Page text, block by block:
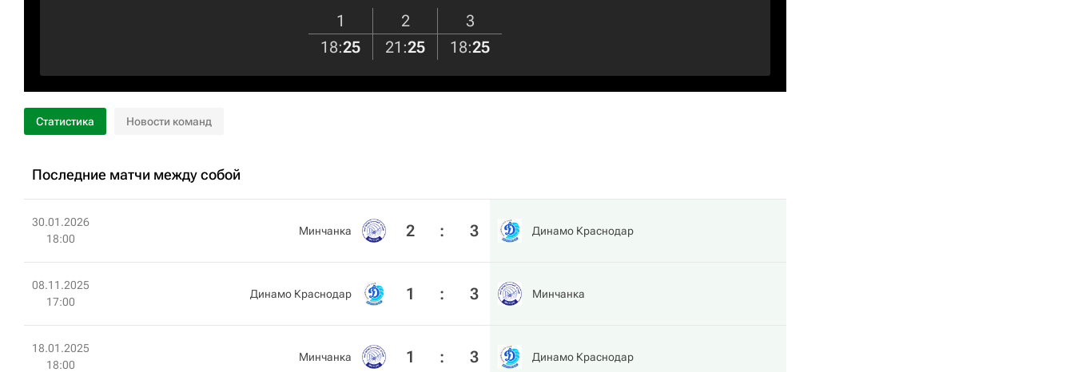
1 2
3
18:25 21 :25 18:25
Статистика Новости команд
Последние матчи между собой
30.01.2026
18:00
Минчанка 2 : 3 Динамо Краснодар
08.11.2025
17:00
Динамо Краснодар 1 : 3 Минчанка
18.01.2025
18:00
Минчанка 1 : 3 Динамо Краснодар